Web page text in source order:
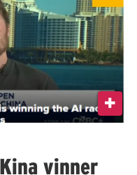
vinner